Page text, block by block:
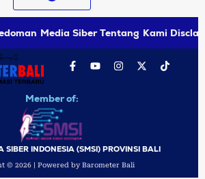
Media Siber Tentang Kami
Member of:
SIBER INDONESIA (SMSI) PROVINSI BALI
© 2026 | Powered by Barometer Bali